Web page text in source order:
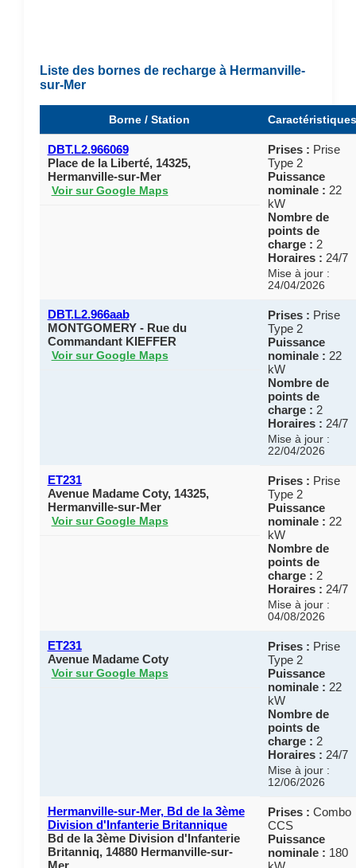
Liste des bornes de recharge à Hermanville-
sur-Mer
Borne / Station Caractéristiques
DBT.L2.966069
Place de la Liberté, 14325,
Hermanville-sur-Mer
Voir sur Google Maps
Prises : Prise
Type 2
Puissance
nominale : 22
kW
Nombre de
points de
charge : 2
Horaires : 24/7
Mise à jour :
24/04/2026
DBT.L2.966aab
MONTGOMERY - Rue du
Commandant KIEFFER
Voir sur Google Maps
Prises : Prise
Type 2
Puissance
nominale : 22
kW
Nombre de
points de
charge : 2
Horaires : 24/7
Mise à jour :
22/04/2026
ET231
Avenue Madame Coty, 14325,
Hermanville-sur-Mer
Voir sur Google Maps
Prises : Prise
Type 2
Puissance
nominale : 22
kW
Nombre de
points de
charge : 2
Horaires : 24/7
Mise à jour :
04/08/2026
ET231
Avenue Madame Coty
Voir sur Google Maps
Prises : Prise
Type 2
Puissance
nominale : 22
kW
Nombre de
points de
charge : 2
Horaires : 24/7
Mise à jour :
12/06/2026
Hermanville-sur-Mer, Bd de la 3ème
Division d'Infanterie Britannique
Bd de la 3ème Division d'Infanterie
Britanniq, 14880 Hermanville-sur-
Mer
Prises : Combo
CCS
Puissance
nominale : 180